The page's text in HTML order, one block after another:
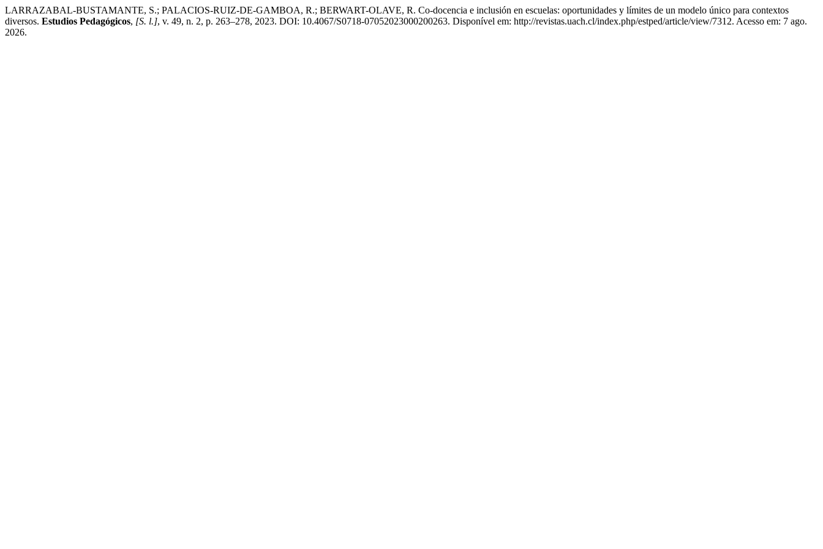
LARRAZABAL-BUSTAMANTE, S.; PALACIOS-RUIZ-DE-GAMBOA, R.; BERWART-OLAVE, R. Co-docencia e inclusión en escuelas: oportunidades y límites de un modelo único para contextos
diversos. Estudios Pedagógicos, [S. l.], v. 49, n. 2, p. 263–278, 2023. DOI: 10.4067/S0718-07052023000200263. Disponível em: http://revistas.uach.cl/index.php/estped/article/view/7312. Acesso em: 7 ago.
2026.